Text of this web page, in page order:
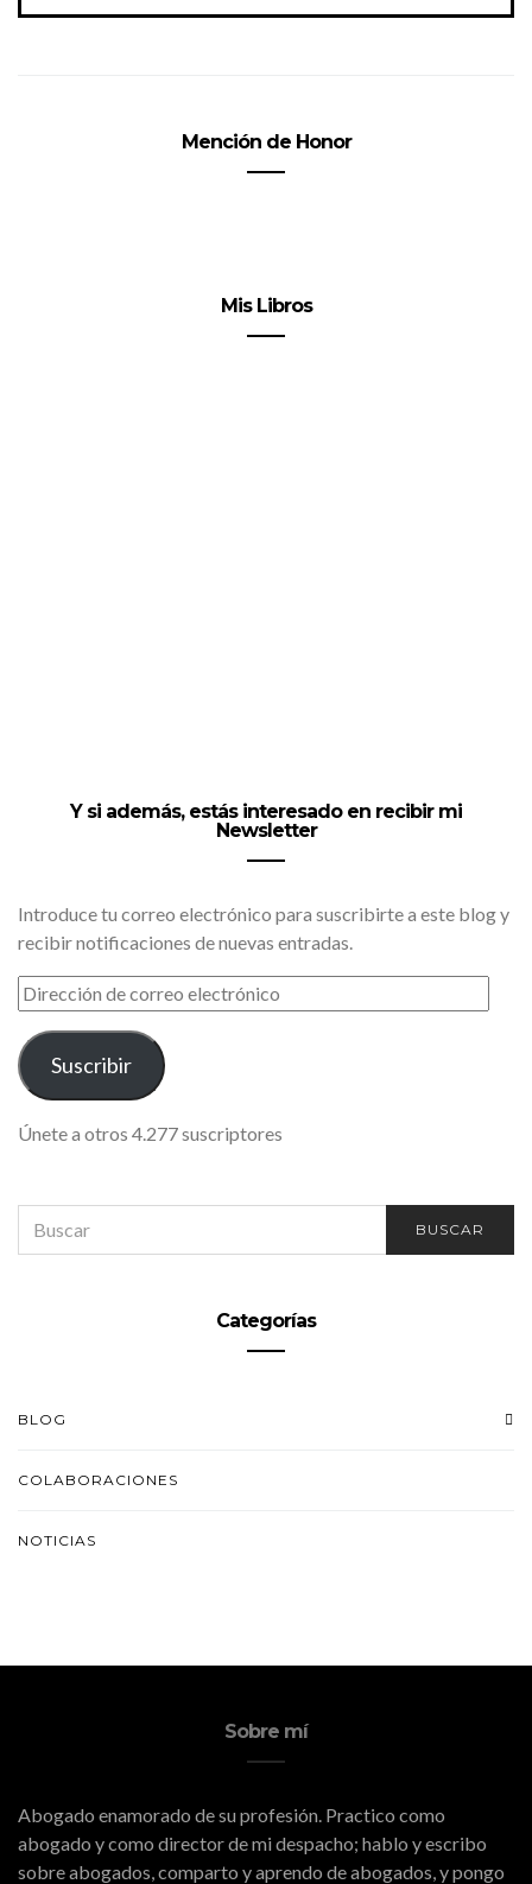
Mención de Honor
Mis Libros
Y si además, estás interesado en recibir mi
Newsletter
Introduce tu correo electrónico para suscribirte a este blog y
recibir notificaciones de nuevas entradas.
DIRECCIÓN
DE
CORREO
ELECTRÓNICO
Suscribir
Únete a otros 4.277 suscriptores
FOR:
BUSCAR
Categorías
BLOG
COLABORACIONES
NOTICIAS
Sobre mí
Abogado enamorado de su profesión. Practico como
abogado y como director de mi despacho; hablo y escribo
sobre abogados, comparto y aprendo de abogados, y pongo